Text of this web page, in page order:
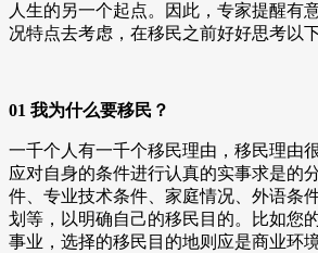
人生的另一个起点。因此，专家提醒有
况特点去考虑，在移民之前好好思考以
01 我为什么要移民？
一千个人有一千个移民理由，移民理由
应对自身的条件进行认真的实事求是的
件、专业技术条件、家庭情况、外语条
划等，以明确自己的移民目的。比如您
事业，选择的移民目的地则应是商业环